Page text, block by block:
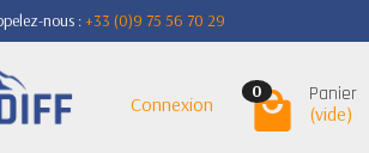
nous :+33 (0)9 75 56 70 29
Connexion
0 Panier
(vide)